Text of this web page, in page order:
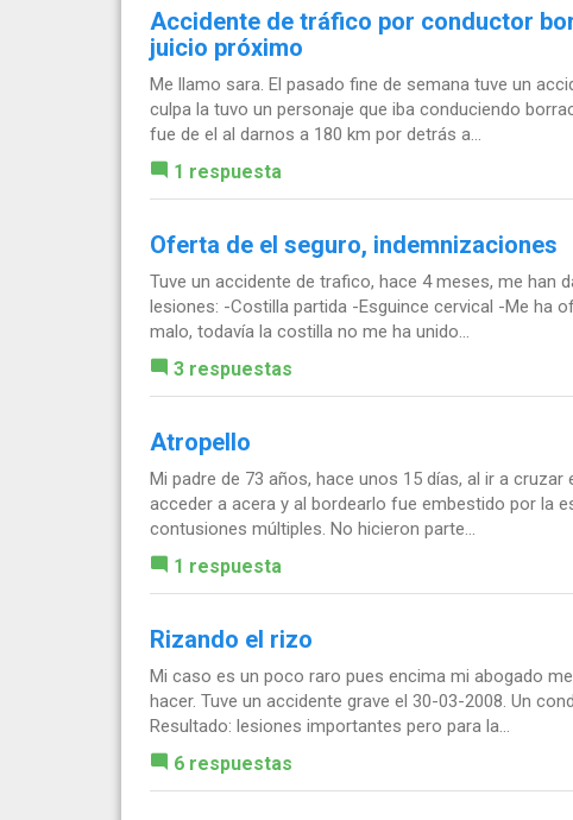
Accidente de tráfico por conductor
juicio próximo
Me llamo sara. El pasado fine de semana tuve un
culpa la tuvo un personaje que iba conduciendo
fue de el al darnos a 180 km por detrás a...
1 respuesta
Oferta de el seguro, indemnizaciones
Tuve un accidente de trafico, hace 4 meses, me han
lesiones: -Costilla partida -Esguince cervical -Me ha
malo, todavía la costilla no me ha unido...
3 respuestas
Atropello
Mi padre de 73 años, hace unos 15 días, al ir a
acceder a acera y al bordearlo fue embestido por la
contusiones múltiples. No hicieron parte...
1 respuesta
Rizando el rizo
Mi caso es un poco raro pues encima mi abogado
hacer. Tuve un accidente grave el 30-03-2008. Un
Resultado: lesiones importantes pero para la...
6 respuestas